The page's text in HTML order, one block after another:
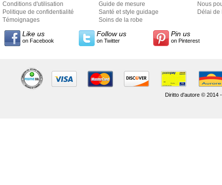
Conditions d'utilisation
Politique de confidentialité
Témoignages
Guide de mesure
Santé et style guidage
Soins de la robe
Nous
Délai de
Like us
on Facebook
Follow us
on Twitter
Pin us
on Pinterest
Diritto d'autore © 2014